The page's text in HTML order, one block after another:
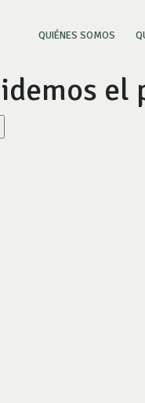
QUIÉNES SOMOS
el